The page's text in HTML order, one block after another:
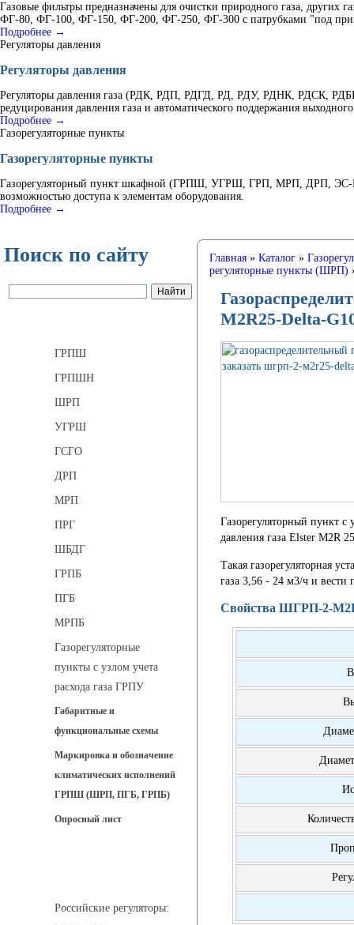
Газовые фильтры предназначены для очистки природного газа, других
ФГ-80, ФГ-100, ФГ-150, ФГ-200, ФГ-250, ФГ-300 с патрубками "под
Подробнее →
Регуляторы давления
Регуляторы давления
Регуляторы давления газа (РДК, РДП, РДГД, РД, РДУ, РДНК, РДСК,
редуцирования давления газа и автоматического поддержания
Подробнее →
Газорегуляторные пункты
Газорегуляторные пункты
Газорегуляторный пункт шкафной (ГРПШ, УГРШ, ГРП, МРП, ДРП, ЭС-
возможностью доступа к элементам оборудования.
Подробнее →
Поиск по сайту
ГРПШ
ГРПШН
ШРП
УГРШ
ГСГО
ДРП
МРП
ПРГ
ШБДГ
ГРПБ
ПГБ
МРПБ
Газорегуляторные
пункты с узлом учета
расхода газа ГРПУ
Габаритные и
функциональные схемы
Маркировка и обозначение
климатических исполнений
ГРПШ (ШРП, ПГБ, ГРПБ)
Опросный лист
Российские регуляторы:
Главная» Каталог»
регуляторные пункты (ШРП)
М2R25-Delta-
Газорегуляторный пункт
давления газа Elster M2R
Такая газорегуляторная
газа 3,56 - 24 м3/ч и вести
Свойства ШГРП-2-